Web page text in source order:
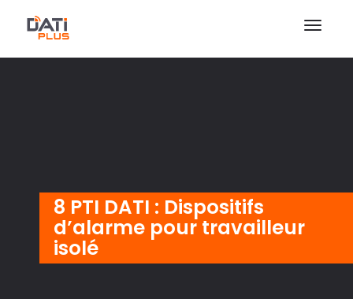
8 PTI DATI : Dispositifs
d’alarme pour travailleur
isolé